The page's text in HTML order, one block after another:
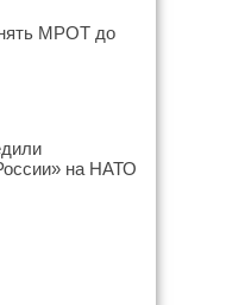
МРОТ до
на НАТО